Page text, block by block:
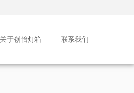
关于创怡灯箱 联系我们